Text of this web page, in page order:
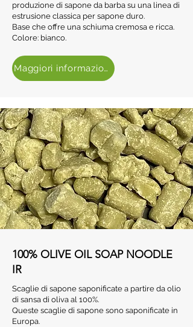
produzione di sapone da barba su una linea di
estrusione classica per sapone duro.
Base che offre una schiuma cremosa e ricca.
Colore: bianco.
Maggiori informazioni
100% OLIVE OIL SOAP NOODLE
IR
Scaglie di sapone saponificate a partire da olio
di sansa di oliva al 100%.
Queste scaglie di sapone sono saponificate in
Europa.